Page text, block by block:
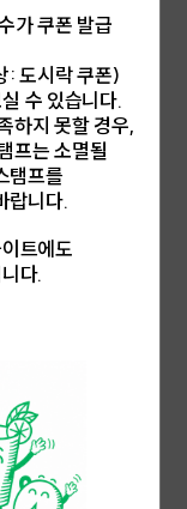
ESG.ONL/ESG오늘
선언,
발굴 및 완화,
담은 '인권경영
기업에 이행을
따라 평가를
대상은
, 소비자까지
여성 등
.
가 쿠폰 발급
: 도시락 쿠폰)
수 있습니다.
하지 못할 경우,
프는 소멸될
탬프를
랍니다.
트에도
다.